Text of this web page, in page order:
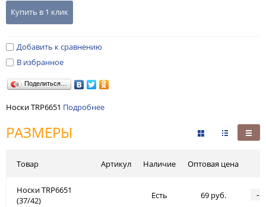
Купить в 1 клик
Добавить к сравнению
В избранное
Поделиться…
Носки TRP6651 Подробнее
РАЗМЕРЫ
Товар
Носки TRP6651
(37/42)
Артикул Наличие Оптовая цена
Есть 69 руб. -